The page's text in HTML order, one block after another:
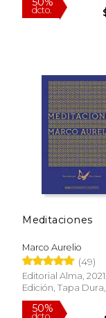
50%
Meditaciones
Marco Aurelio
(49)
Editorial Alma, 2021,
Edición, Tapa